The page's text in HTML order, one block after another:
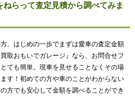
ねらって査定見積から調べてみま
、はじめの一歩でまずは愛車の査定金額
取おもいでガレージ』なら、お問合せフ
ても簡単。現車を見せることなくその場
す！初めての方や車のことがわからない
方でも安心して金額を調べることができ